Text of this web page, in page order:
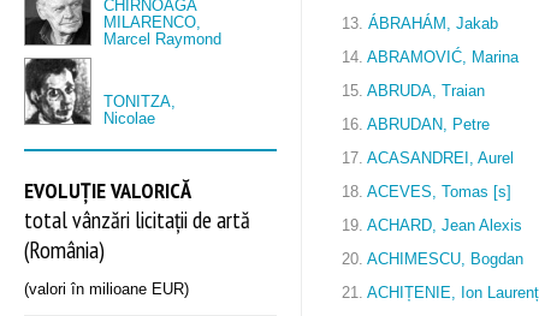
CHIRNOAGĂ
MILARENCO,
Marcel Raymond
TONITZA,
Nicolae
EVOLUȚIE VALORICĂ
total vânzări licitații de artă
(România)
(valori în milioane EUR)
13. ÁBRAHÁM, Jakab
14. ABRAMOVIĆ, Marina
15. ABRUDA, Traian
16. ABRUDAN, Petre
17. ACASANDREI, Aurel
18. ACEVES, Tomas [s]
19. ACHARD, Jean Alexis
20. ACHIMESCU, Bogdan
21. ACHIȚENIE, Ion